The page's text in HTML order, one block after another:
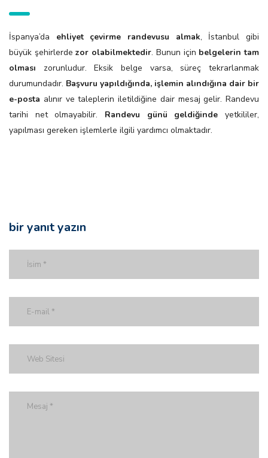
İspanya’da ehliyet çevirme randevusu almak, İstanbul gibi
büyük şehirlerdezor olabilmektedir. Bunun için belgelerin tam
olması zorunludur. Eksik belge varsa, süreç tekrarlanmak
durumundadır. Başvuru yapıldığında, işlemin alındığına dair bir
e-posta alınır ve taleplerin iletildiğine dair mesaj gelir. Randevu
tarihi net olmayabilir. Randevu günü geldiğinde yetkililer,
yapılması gereken işlemlerle ilgili yardımcı olmaktadır.
bir yanıt yazın